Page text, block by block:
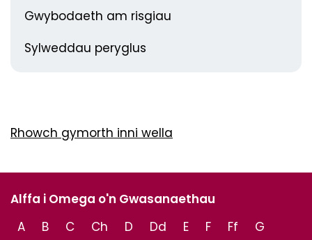
Gwybodaeth am risgiau
Sylweddau peryglus
Rhowch gymorth inni wella
Alffa i Omega o'n Gwasanaethau
A
B C Ch D Dd E F Ff
G